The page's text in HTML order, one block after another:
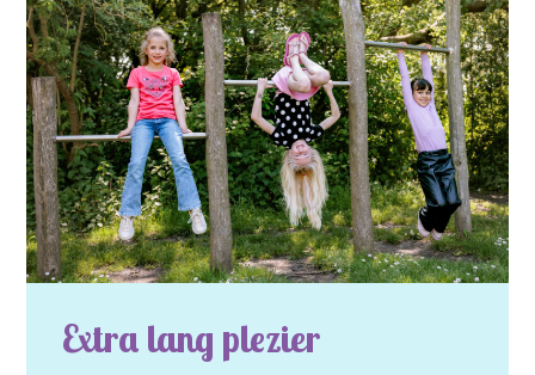
Extra lang plezier